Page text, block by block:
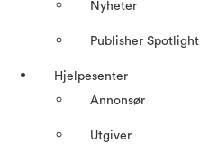
Nyheter
Publisher Spotlight
Hjelpesenter
Annonsør
Utgiver